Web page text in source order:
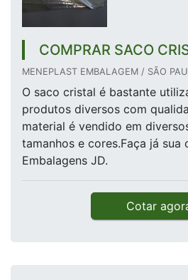
COMPRAR SACO
MENEPLAST EMBALAGEM / SÃO
O saco cristal é bastante
produtos diversos com
material é vendido em
tamanhos e cores.Faça já sua
Embalagens JD.
Cotar